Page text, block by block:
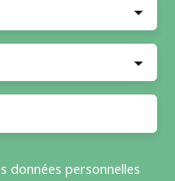
données personnelles